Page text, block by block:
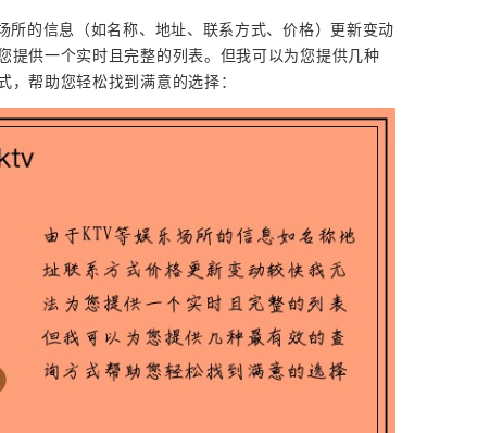
所的信息（如名称、地址、联系方式、价格）更新变动
提供一个实时且完整的列表。但我可以为您提供几种
，帮助您轻松找到满意的选择：